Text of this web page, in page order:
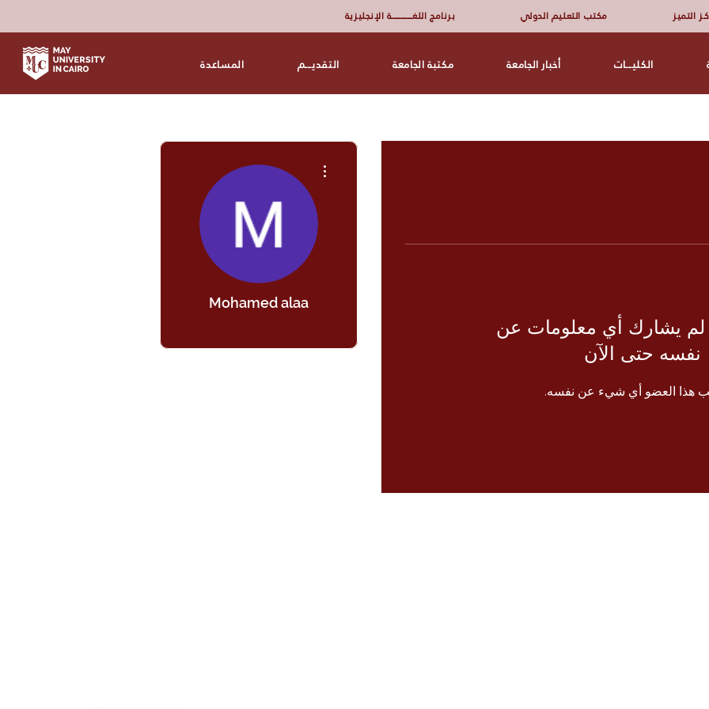
برنامج اللغــــــــــــــــة الإنجليزية مكتب التعليم الدولي التميز
المساعدة التقديـــم مكتبة الجامعة أخبار الجامعة الكليـــات
لم يشارك أي معلومات عن
نفسه حتى الآن
هذا العضو أي شيء عن نفسه.
Mohamed alaa